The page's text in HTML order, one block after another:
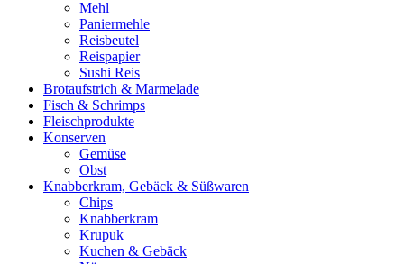
Mehl
Paniermehle
Reisbeutel
Reispapier
Sushi Reis
Brotaufstrich & Marmelade
Fisch & Schrimps
Fleischprodukte
Konserven
Gemüse
Obst
Knabberkram, Gebäck & Süßwaren
Chips
Knabberkram
Krupuk
Kuchen & Gebäck